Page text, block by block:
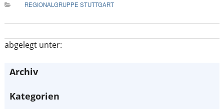
REGIONALGRUPPE STUTTGART
abgelegt unter:
Archiv
Kategorien